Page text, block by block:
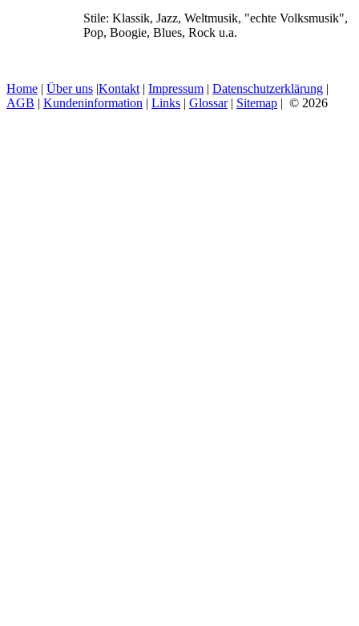
Stile: Klassik, Jazz, Weltmusik, "echte Volksmusik",
Pop, Boogie, Blues, Rock u.a.
Home | Über uns |Kontakt | Impressum | Datenschutzerklärung |
AGB | Kundeninformation | Links | Glossar| Sitemap | © 2026